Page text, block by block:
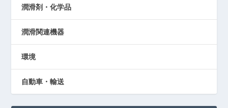
潤滑剤・化学品
潤滑関連機器
環境
自動車・輸送